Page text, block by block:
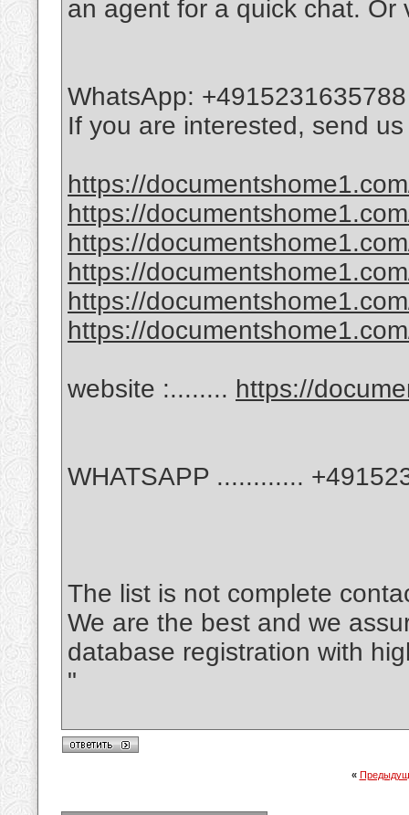
an agent for a quick chat. Or
WhatsApp: +4915231635788
If you are interested, send
https://
https://
https://
https://
https://
https://
website :........ https://
WHATSAPP ............
The list is not complete
We are the best and we
database registration with
"
«